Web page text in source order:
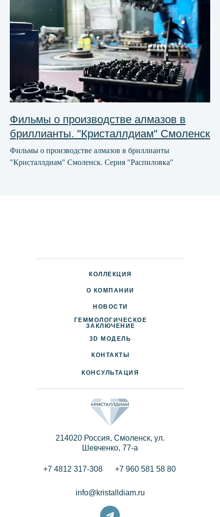
Фильмы о производстве алмазов в
бриллианты. "Кристаллдиам" Смоленск
Фильмы о производстве алмазов в бриллианты
"Кристаллдиам" Смоленск. Серия "Распиловка"
info@kristalldiam.ru
214020 Россия, Смоленск, ул.
Шевченко, 77-a
+7 4812 317-308 +7 960 581 58 80
КОНТАКТЫ
КОЛЛЕКЦИЯ
НОВОСТИ
О КОМПАНИИ
ДОСТАВКА И ОПЛАТА
ПАРТНЕРАМ
3D МОДЕЛЬ
КОНСУЛЬТАЦИЯ
ГЕММОЛОГИЧЕСКОЕ
ЗАКЛЮЧЕНИЕ